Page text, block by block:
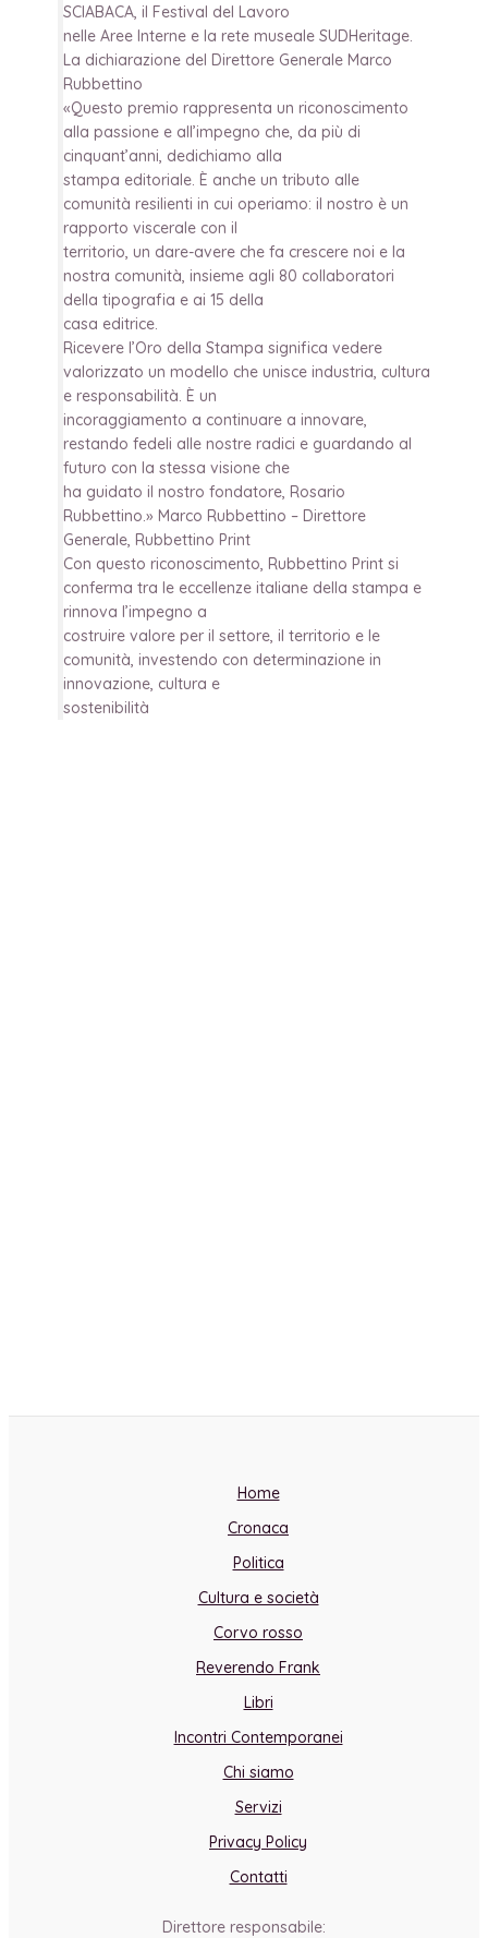
SCIABACA, il Festival del Lavoro
nelle Aree Interne e la rete museale SUDHeritage.
La dichiarazione del Direttore Generale Marco
Rubbettino
«Questo premio rappresenta un riconoscimento
alla passione e all’impegno che, da più di
cinquant’anni, dedichiamo alla
stampa editoriale. È anche un tributo alle
comunità resilienti in cui operiamo: il nostro è un
rapporto viscerale con il
territorio, un dare-avere che fa crescere noi e la
nostra comunità, insieme agli 80 collaboratori
della tipografia e ai 15 della
casa editrice.
Ricevere l’Oro della Stampa significa vedere
valorizzato un modello che unisce industria, cultura
e responsabilità. È un
incoraggiamento a continuare a innovare,
restando fedeli alle nostre radici e guardando al
futuro con la stessa visione che
ha guidato il nostro fondatore, Rosario
Rubbettino.» Marco Rubbettino – Direttore
Generale, Rubbettino Print
Con questo riconoscimento, Rubbettino Print si
conferma tra le eccellenze italiane della stampa e
rinnova l’impegno a
costruire valore per il settore, il territorio e le
comunità, investendo con determinazione in
innovazione, cultura e
sostenibilità
Home
Cronaca
Politica
Cultura e società
Corvo rosso
Reverendo Frank
Libri
Incontri Contemporanei
Chi siamo
Servizi
Privacy Policy
Contatti
Direttore responsabile: